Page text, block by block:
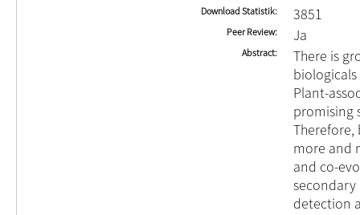
Download Statistik
3851
Peer Review Ja
Abstract
There is
Plant-
promising
more and
and co-
detection